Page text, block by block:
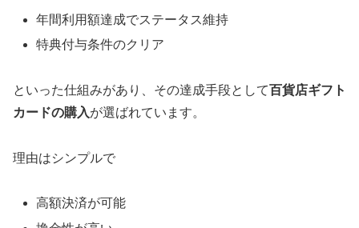
年間利用額達成でステータス維持
特典付与条件のクリア
といった仕組みがあり、その達成手段として百貨店ギフト
カードの購入が選ばれています。
理由はシンプルで
高額決済が可能